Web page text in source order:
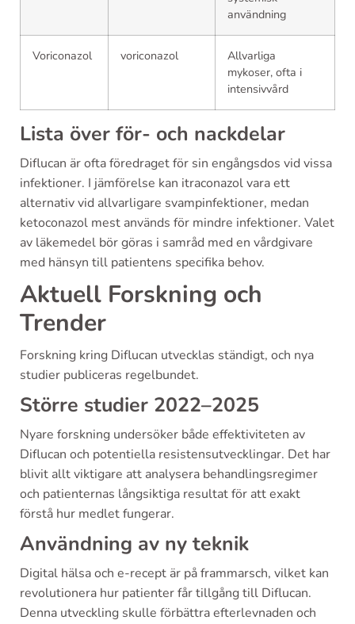
användning
Voriconazol voriconazol
Allvarliga
mykoser, ofta i
intensivvård
Lista över för- och nackdelar
Diflucan är ofta föredraget för sin engångsdos vid vissa
infektioner. I jämförelse kan itraconazol vara ett
alternativ vid allvarligare svampinfektioner, medan
ketoconazol mest används för mindre infektioner. Valet
av läkemedel bör göras i samråd med en vårdgivare
med hänsyn till patientens specifika behov.
Aktuell Forskning och
Trender
Forskning kring Diflucan utvecklas ständigt, och nya
studier publiceras regelbundet.
Större studier 2022–2025
Nyare forskning undersöker både effektiviteten av
Diflucan och potentiella resistensutvecklingar. Det har
blivit allt viktigare att analysera behandlingsregimer
och patienternas långsiktiga resultat för att exakt
förstå hur medlet fungerar.
Användning av ny teknik
Digital hälsa och e-recept är på frammarsch, vilket kan
revolutionera hur patienter får tillgång till Diflucan.
Denna utveckling skulle förbättra efterlevnaden och